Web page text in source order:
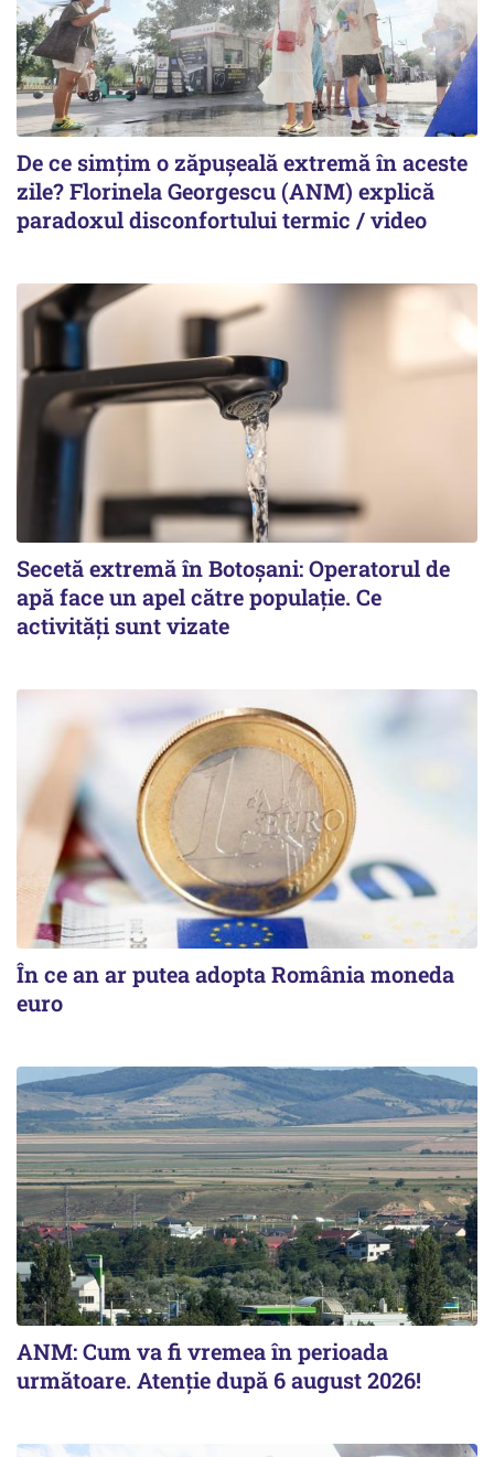
De ce simțim o zăpușeală extremă în aceste
zile? Florinela Georgescu (ANM) explică
paradoxul disconfortului termic / video
Secetă extremă în Botoșani: Operatorul de
apă face un apel către populație. Ce
activități sunt vizate
În ce an ar putea adopta România moneda
euro
ANM: Cum va fi vremea în perioada
următoare. Atenție după 6 august 2026!